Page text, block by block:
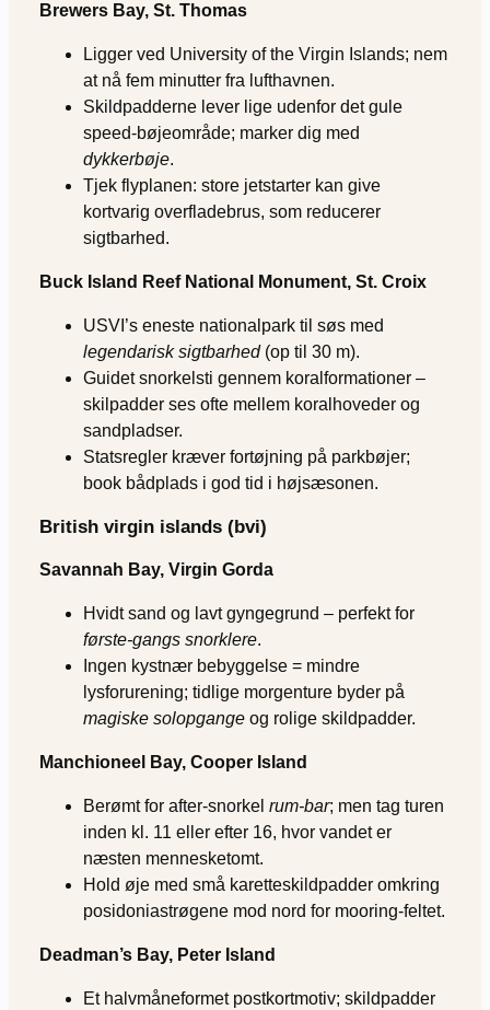
Brewers Bay, St. Thomas
Ligger ved University of the Virgin Islands; nem
at nå fem minutter fra lufthavnen.
Skildpadderne lever lige udenfor det gule
speed-bøjeområde; marker dig med
dykkerbøje.
Tjek flyplanen: store jetstarter kan give
kortvarig overfladebrus, som reducerer
sigtbarhed.
Buck Island Reef National Monument, St. Croix
USVI’s eneste nationalpark til søs med
legendarisk sigtbarhed(op til 30 m).
Guidet snorkelsti gennem koralformationer –
skilpadder ses ofte mellem koralhoveder og
sandpladser.
Statsregler kræver fortøjning på parkbøjer;
book bådplads i god tid i højsæsonen.
British virgin islands (bvi)
Savannah Bay, Virgin Gorda
Hvidt sand og lavt gyngegrund – perfekt for
første-gangs snorklere.
Ingen kystnær bebyggelse = mindre
lysforurening; tidlige morgenture byder på
magiske solopgange og rolige skildpadder.
Manchioneel Bay, Cooper Island
Berømt for after-snorkel rum-bar; men tag turen
inden kl. 11 eller efter 16, hvor vandet er
næsten mennesketomt.
Hold øje med små karetteskildpadder omkring
posidoniastrøgene mod nord for mooring-feltet.
Deadman’s Bay, Peter Island
Et halvmåneformet postkortmotiv; skildpadder